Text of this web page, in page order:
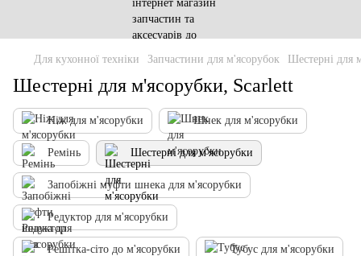
Для кухонної техніки Запчастини для м'ясорубок Шестерні для
Шестерні для м'ясорубки, Scarlett
Ніж для м'ясорубки Шнек для м'ясорубки
Ремінь Шестерні для м'ясорубки
Запобіжні муфти шнека для м'ясорубки
Редуктор для м'ясорубки
Решітка-сіто до м'ясорубки Тубус для м'ясорубки